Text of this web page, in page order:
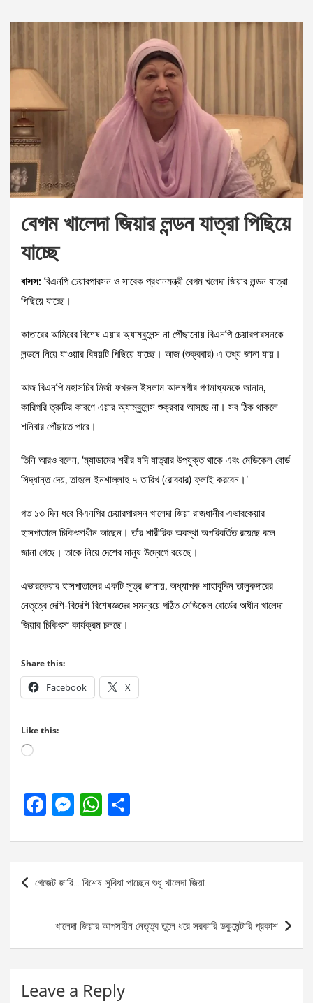
বেগম খালেদা জিয়ার লন্ডন যাত্রা পিছিয়ে
যাচ্ছে
বাসস: বিএনপি চেয়ারপারসন ও সাবেক প্রধানমন্ত্রী বেগম খলেদা জিয়ার লন্ডন যাত্রা
পিছিয়ে যাচ্ছে।
কাতারের আমিরের বিশেষ এয়ার অ্যাম্বুলেন্স না পৌঁছানোয় বিএনপি চেয়ারপারসনকে
লন্ডনে নিয়ে যাওয়ার বিষয়টি পিছিয়ে যাচ্ছে। আজ (শুক্রবার) এ তথ্য জানা যায়।
আজ বিএনপি মহাসচিব মির্জা ফখরুল ইসলাম আলমগীর গণমাধ্যমকে জানান,
কারিগরি ত্রুটির কারণে এয়ার অ্যাম্বুলেন্স শুক্রবার আসছে না। সব ঠিক থাকলে
শনিবার পৌঁছাতে পারে।
তিনি আরও বলেন, ‘ম্যাডামের শরীর যদি যাত্রার উপযুক্ত থাকে এবং মেডিকেল বোর্ড
সিদ্ধান্ত দেয়, তাহলে ইনশাল্লাহ ৭ তারিখ (রোববার) ফ্লাই করবেন।’
গত ১৩ দিন ধরে বিএনপির চেয়ারপারসন খালেদা জিয়া রাজধানীর এভারকেয়ার
হাসপাতালে চিকিৎসাধীন আছেন। তাঁর শারীরিক অবস্থা অপরিবর্তিত রয়েছে বলে
জানা গেছে। তাকে নিয়ে দেশের মানুষ উদ্বেগে রয়েছে।
এভারকেয়ার হাসপাতালের একটি সূত্র জানায়, অধ্যাপক শাহাবুদ্দিন তালুকদারের
নেতৃত্বে দেশি-বিদেশি বিশেষজ্ঞদের সমন্বয়ে গঠিত মেডিকেল বোর্ডের অধীন খালেদা
জিয়ার চিকিৎসা কার্যক্রম চলছে।
Share this:
Facebook X
Like this:
Loading…
F
ce
b
o
M
se
n
g
er
W
at
s
A
p
p
ar
Post
navigation
গেজেট জারি… বিশেষ সুবিধা পাচ্ছেন শুধু খালেদা জিয়া..
খালেদা জিয়ার আপসহীন নেতৃত্ব তুলে ধরে সরকারি ডকুমেন্টারি প্রকাশ
Leave a Reply